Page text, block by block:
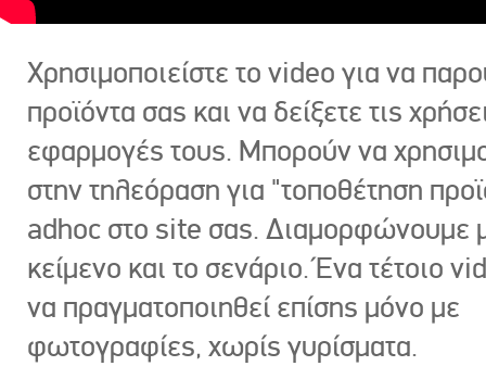
Χρησιμοποιείστε το video για να
προϊόντα σας και να δείξετε τις
εφαρμογές τους. Μπορούν να
στην τηλεόραση για "τοποθέτηση
adhoc στο site σας. Διαμορφώνουμε
κείμενο και το σενάριο. Ένα τέτοιο
να πραγματοποιηθεί επίσης μόνο με
φωτογραφίες, χωρίς γυρίσματα.